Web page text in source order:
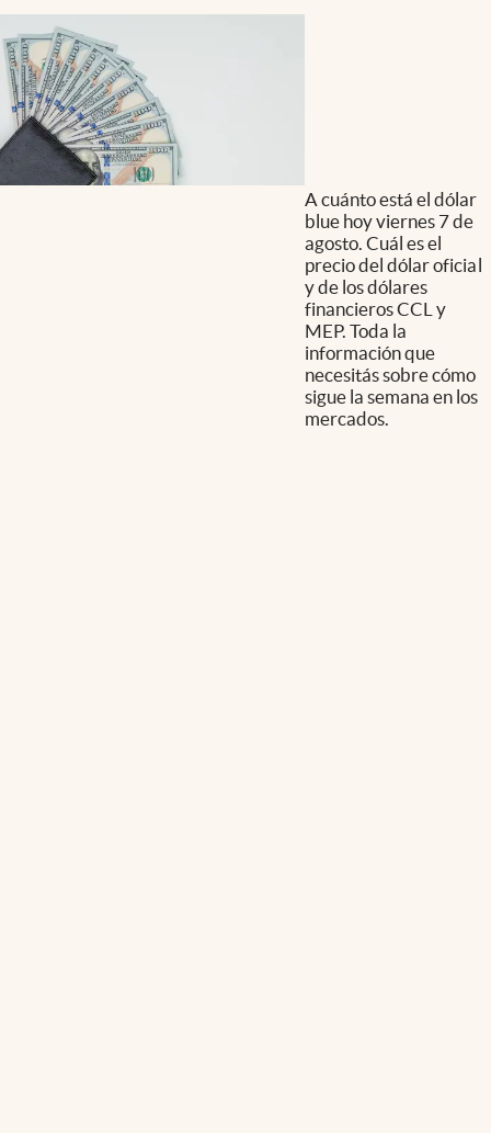
A cuánto está el dólar
blue hoy viernes 7 de
agosto. Cuál es el
precio del dólar oficial
y de los dólares
financieros CCL y
MEP. Toda la
información que
necesitás sobre cómo
sigue la semana en los
mercados.